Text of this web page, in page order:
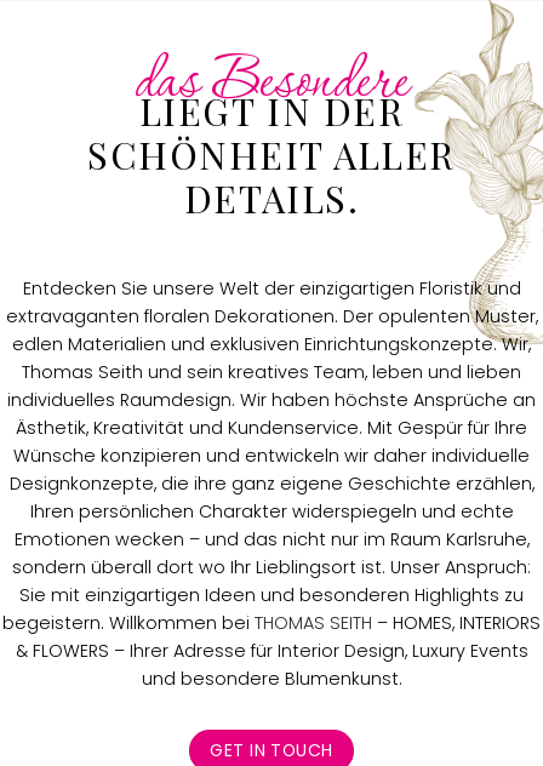
das Besondere
LIEGT IN DER
SCHÖNHEIT ALLER
DETAILS.
Entdecken Sie unsere Welt der einzigartigen Floristik und
extravaganten floralen Dekorationen. Der opulenten Muster,
edlen Materialien und exklusiven Einrichtungskonzepte. Wir,
Thomas Seith und sein kreatives Team, leben und lieben
individuelles Raumdesign. Wir haben höchste Ansprüche an
Ästhetik, Kreativität und Kundenservice. Mit Gespür für Ihre
Wünsche konzipieren und entwickeln wir daher individuelle
Designkonzepte, die ihre ganz eigene Geschichte erzählen,
Ihren persönlichen Charakter widerspiegeln und echte
Emotionen wecken – und das nicht nur im Raum Karlsruhe,
sondern überall dort wo Ihr Lieblingsort ist. Unser Anspruch:
Sie mit einzigartigen Ideen und besonderen Highlights zu
begeistern. Willkommen bei THOMAS SEITH – HOMES, INTERIORS
& FLOWERS – Ihrer Adresse für Interior Design, Luxury Events
und besondere Blumenkunst.
GET IN TOUCH